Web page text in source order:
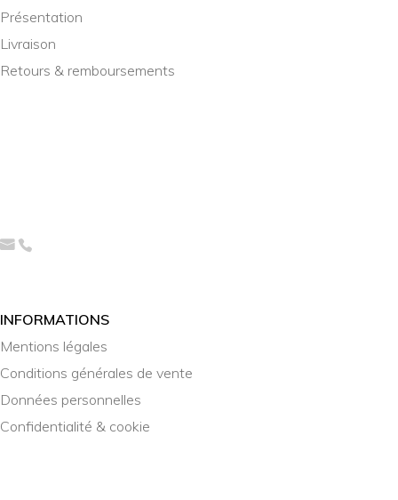
Présentation
Livraison
Retours & remboursements
INFORMATIONS
Mentions légales
Conditions générales de vente
Données personnelles
Confidentialité & cookie